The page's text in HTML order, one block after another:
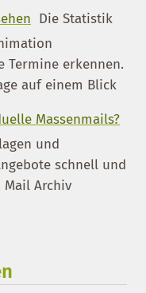
Die Statistik
Termine erkennen.
auf einem Blick
Massenmails?
und
schnell und
Archiv